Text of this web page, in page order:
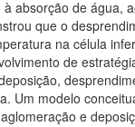
à absorção de água,
que o
na célula
de
Um modelo
e